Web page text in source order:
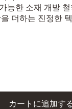
능한 소재 개발
더하는 진정한
カートに追加す